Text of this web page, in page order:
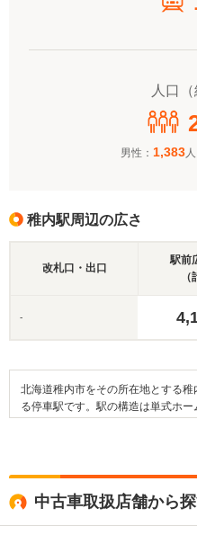
人口（
男性： 1,383人
稚内駅周辺の広さ
改札口・出口
駅前
（
-
北海道稚内市をその所在地とする
る停車駅です。駅の構造は単式ホ
市立稚内病院、稚内総合文化セン
碑などの史跡や、稚内公園や中央
しては、国道40号線（稚内国道）
を利用することが出来ます。
中古車取扱店舗から